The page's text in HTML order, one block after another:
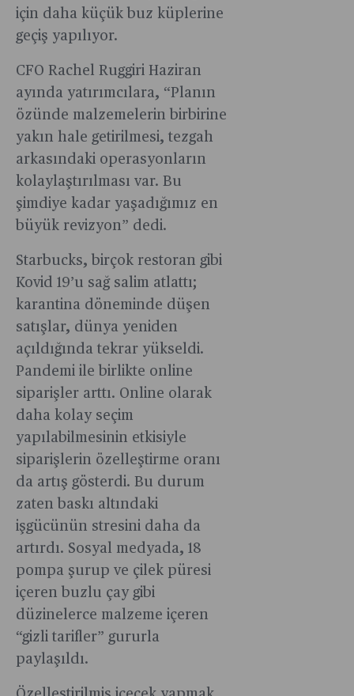
için daha küçük buz küplerine
geçiş yapılıyor.
CFO Rachel Ruggiri Haziran
ayında yatırımcılara, “Planın
özünde malzemelerin birbirine
yakın hale getirilmesi, tezgah
arkasındaki operasyonların
kolaylaştırılması var. Bu
şimdiye kadar yaşadığımız en
büyük revizyon” dedi.
Starbucks, birçok restoran gibi
Kovid 19’u sağ salim atlattı;
karantina döneminde düşen
satışlar, dünya yeniden
açıldığında tekrar yükseldi.
Pandemi ile birlikte online
siparişler arttı. Online olarak
daha kolay seçim
yapılabilmesinin etkisiyle
siparişlerin özelleştirme oranı
da artış gösterdi. Bu durum
zaten baskı altındaki
işgücünün stresini daha da
artırdı. Sosyal medyada, 18
pompa şurup ve çilek püresi
içeren buzlu çay gibi
düzinelerce malzeme içeren
“gizli tarifler” gururla
paylaşıldı.